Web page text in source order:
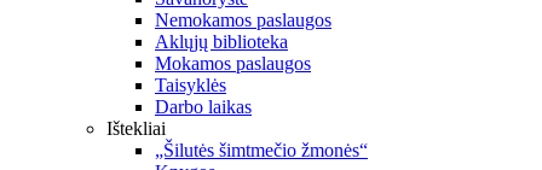
Nemokamos paslaugos
Aklųjų biblioteka
Mokamos paslaugos
Taisyklės
Darbo laikas
Ištekliai
„Šilutės šimtmečio žmonės“